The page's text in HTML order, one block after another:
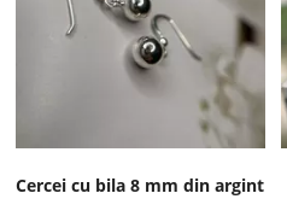
Cercei cu bila 8 mm din argint